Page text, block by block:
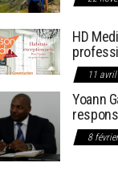
HD
11
Yoann
8